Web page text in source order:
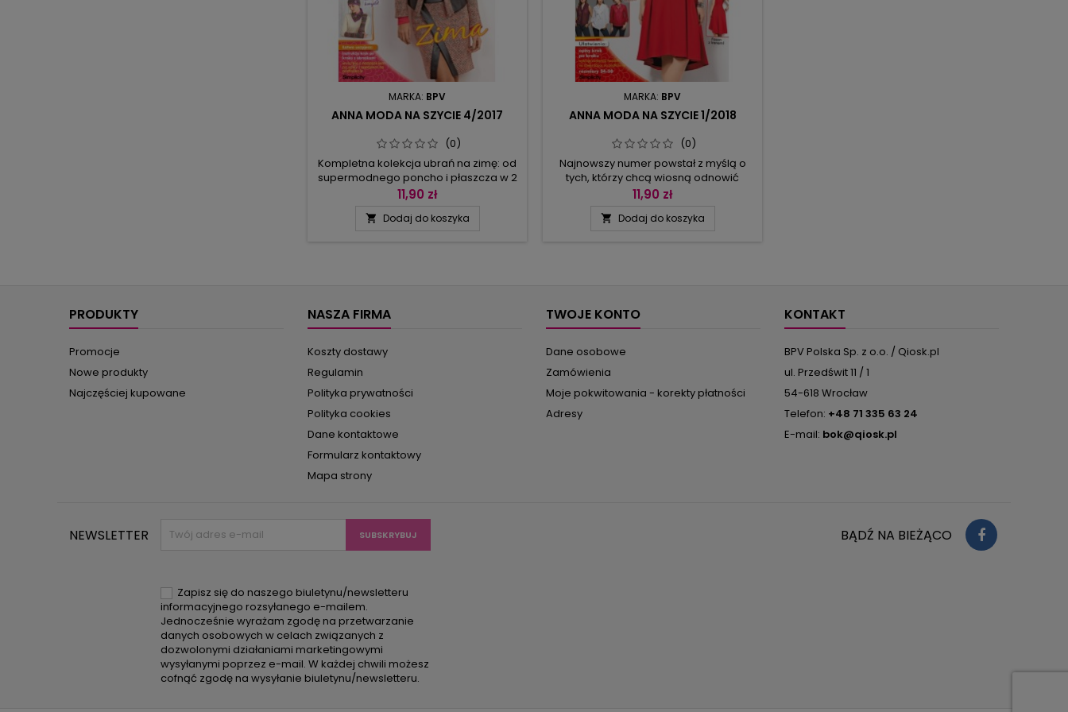
MARKA: BPV
ANNA MODA NA SZYCIE 4/2017
(0)
Kompletna kolekcja ubrań na zimę: od
supermodnego poncho i płaszcza w 2
wersjach, przez zdobioną wstawkami z
sukienki i tuniki o kroju princeski,
11,90 zł
 Dodaj do koszyka
MARKA: BPV
ANNA MODA NA SZYCIE 1/2018
(0)
Najnowszy numer powstał z myślą o
tych, którzy chcą wiosną odnowić
garderobę i uzupełnić ją nowymi
żakietów i spodni do pracy, kreacji na
oraz jak...
11,90 zł
 Dodaj do koszyka
PRODUKTY
Promocje
Nowe produkty
Najczęściej kupowane
NASZA FIRMA
Koszty dostawy
Regulamin
Polityka prywatności
Polityka cookies
Dane kontaktowe
Formularz kontaktowy
Mapa strony
TWOJE KONTO
Dane osobowe
Zamówienia
Moje pokwitowania - korekty płatności
Adresy
KONTAKT
BPV Polska Sp. z o.o. / Qiosk.pl
ul. Przedświt 11 / 1
54-618 Wrocław
Telefon: +48 71 335 63 24
E-mail: bok@qiosk.pl
NEWSLETTER
Zapisz się do naszego biuletynu/newsletteru
informacyjnego rozsyłanego e-mailem.
Jednocześnie wyrażam zgodę na przetwarzanie
danych osobowych w celach związanych z
dozwolonymi działaniami marketingowymi
wysyłanymi poprzez e-mail. W każdej chwili możesz
cofnąć zgodę na wysyłanie biuletynu/newsletteru.
BĄDŹ NA BIEŻĄCO